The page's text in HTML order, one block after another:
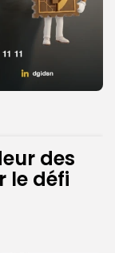
des
le défi